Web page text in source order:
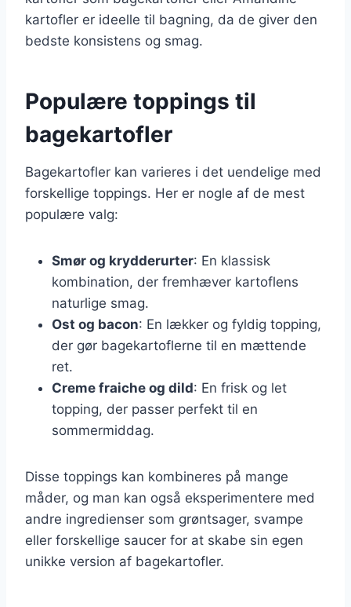
kartofler er ideelle til bagning, da de giver den
bedste konsistens og smag.
Populære toppings til
bagekartofler
Bagekartofler kan varieres i det uendelige med
forskellige toppings. Her er nogle af de mest
populære valg:
Smør og krydderurter: En klassisk
kombination, der fremhæver kartoflens
naturlige smag.
Ost og bacon: En lækker og fyldig topping,
der gør bagekartoflerne til en mættende
ret.
Creme fraiche og dild: En frisk og let
topping, der passer perfekt til en
sommermiddag.
Disse toppings kan kombineres på mange
måder, og man kan også eksperimentere med
andre ingredienser som grøntsager, svampe
eller forskellige saucer for at skabe sin egen
unikke version af bagekartofler.